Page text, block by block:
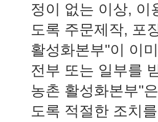
정이 없는 이상, 이
도록 주문제작, 포
활성화본부"이 이
전부 또는 일부를
농촌 활성화본부"
도록 적절한 조치